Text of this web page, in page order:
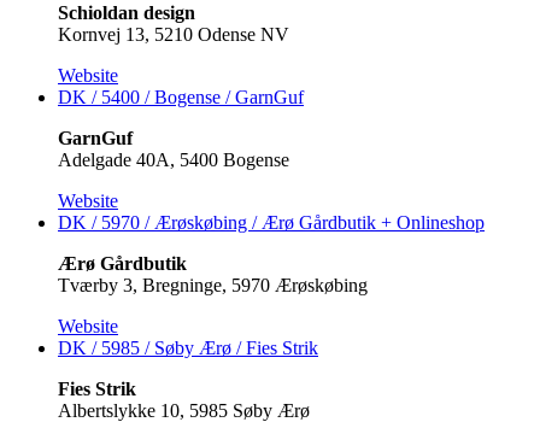
Schioldan design
Kornvej 13, 5210 Odense NV
Website
DK / 5400 / Bogense / GarnGuf
GarnGuf
Adelgade 40A, 5400 Bogense
Website
DK / 5970 / Ærøskøbing / Ærø Gårdbutik + Onlineshop
Ærø Gårdbutik
Tværby 3, Bregninge, 5970 Ærøskøbing
Website
DK / 5985 / Søby Ærø / Fies Strik
Fies Strik
Albertslykke 10, 5985 Søby Ærø